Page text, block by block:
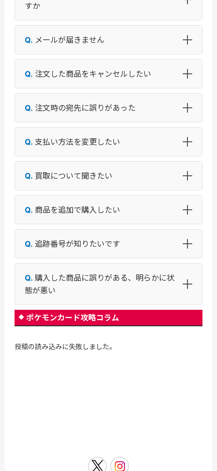
すか
メールが届きません
注文した商品をキャンセルしたい
注文時の宛先に誤りがあった
支払い方法を変更したい
買取について聞きたい
商品を追加で購入したい
追跡番号が知りたいです
購入した商品に誤りがある、明らかに状
態が悪い
ポケモンカード攻略コラム
投稿の読み込みに失敗しました。